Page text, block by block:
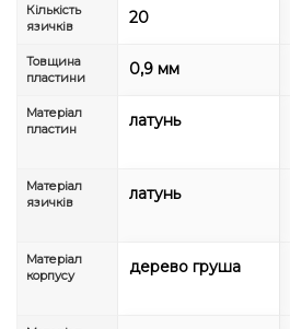
Кількість
язичків
20
Товщина
пластини
0,9 мм
Матеріал
пластин
латунь
Матеріал
язичків
латунь
Матеріал
корпусу
дерево груша